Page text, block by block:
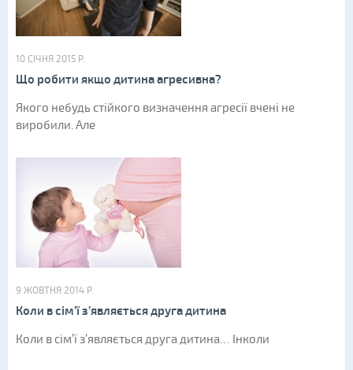
10 СІЧНЯ 2015 Р.
Що робити якщо дитина агресивна?
Якого небудь стійкого визначення агресії вчені не
виробили. Але
9 ЖОВТНЯ 2014 Р.
Коли в сім’ї з’являється друга дитина
Коли в сім’ї з’являється друга дитина… Інколи